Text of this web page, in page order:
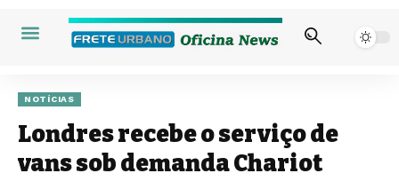
NOTÍCIAS
Londres recebe o serviço de
vans sob demanda Chariot